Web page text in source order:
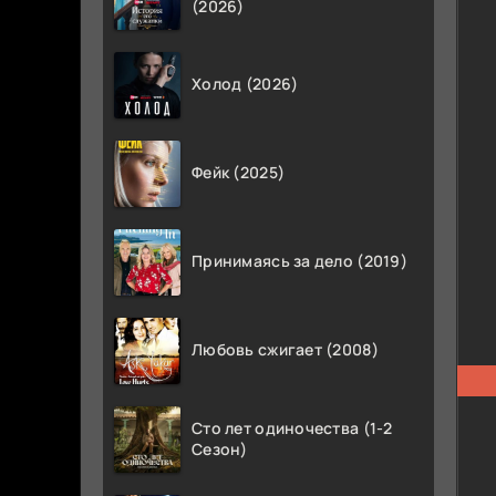
(2026)
Холод (2026)
Фейк (2025)
Принимаясь за дело (2019)
Любовь сжигает (2008)
Сто лет одиночества (1-2
Сезон)